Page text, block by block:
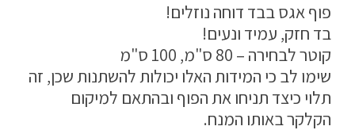
פוף אגס בבד דוחה נוזלים!
בד חזק, עמיד ונעים!
קוטר לבחירה – 80 ס"מ, 100 ס"מ
שימו לב כי המידות האלו יכולות להשתנות שכן, זה
תלוי כיצד תניחו את הפוף ובהתאם למיקום
הקלקר באותו המנח.